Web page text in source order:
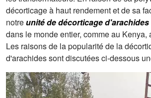
décorticage à haut rendement et de sa
notreunité de décorticage d'arachides
dans le monde entier, comme au Kenya,
Les raisons de la popularité de la
d'arachides sont discutées ci-dessous